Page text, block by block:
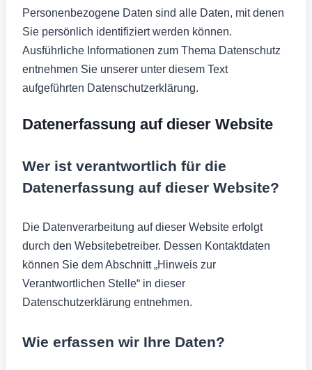
Personenbezogene Daten sind alle Daten, mit denen
Sie persönlich identifiziert werden können.
Ausführliche Informationen zum Thema Datenschutz
entnehmen Sie unserer unter diesem Text
aufgeführten Datenschutzerklärung.
Datenerfassung auf dieser Website
Wer ist verantwortlich für die
Datenerfassung auf dieser Website?
Die Datenverarbeitung auf dieser Website erfolgt
durch den Websitebetreiber. Dessen Kontaktdaten
können Sie dem Abschnitt „Hinweis zur
Verantwortlichen Stelle“ in dieser
Datenschutzerklärung entnehmen.
Wie erfassen wir Ihre Daten?